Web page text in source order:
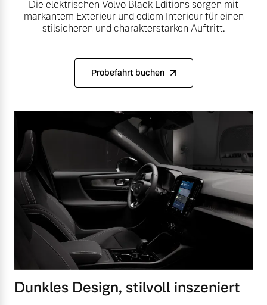
Die elektrischen Volvo Black Editions sorgen mit
markantem Exterieur und edlem Interieur für einen
stilsicheren und charakterstarken Auftritt.
Probefahrt buchen
Dunkles Design, stilvoll inszeniert